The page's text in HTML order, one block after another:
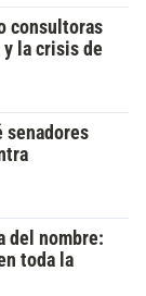
consultoras
la crisis de
senadores
del nombre:
toda la